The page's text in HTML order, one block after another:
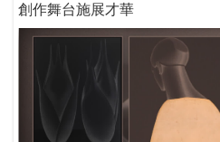
創作舞台施展才華